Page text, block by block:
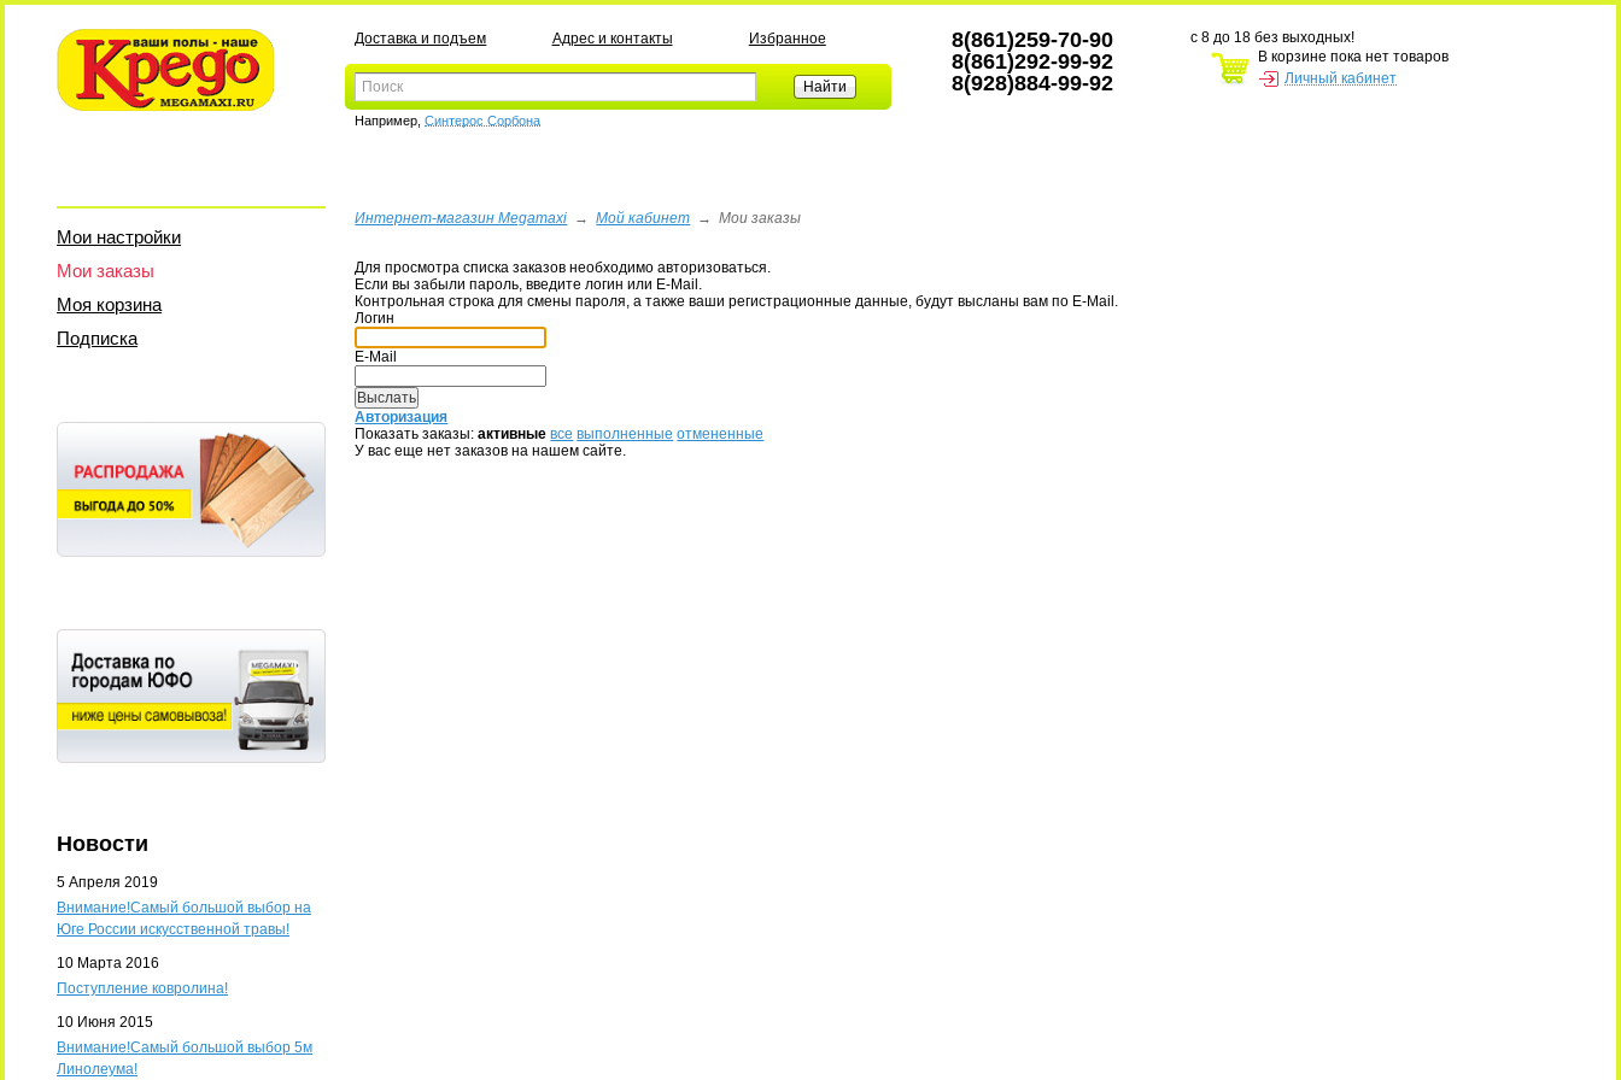
Доставка и подъем Адрес и контакты Избранное
Например,Синтерос Сорбона
8(861)259-70-90
8(861)292-99-92
8(928)884-99-92
с 8 до 18 без выходных!
В корзине пока нет товаров
Личный кабинет
Мои настройки
Мои заказы
Моя корзина
Подписка
Новости
5 Апреля 2019
Внимание!Самый большой выбор на
Юге России искусственной травы!
10 Марта 2016
Поступление ковролина!
10 Июня 2015
Внимание!Самый большой выбор 5м
Линолеума!
Интернет-магазин Megamaxi →Мой кабинет →Мои заказы
Для просмотра списка заказов необходимо авторизоваться.
Если вы забыли пароль, введите логин или E-Mail.
Контрольная строка для смены пароля, а также ваши регистрационные данные, будут высланы вам по E-Mail.
Логин
E-Mail
Авторизация
Показать заказы: активные все выполненные отмененные
У вас еще нет заказов на нашем сайте.